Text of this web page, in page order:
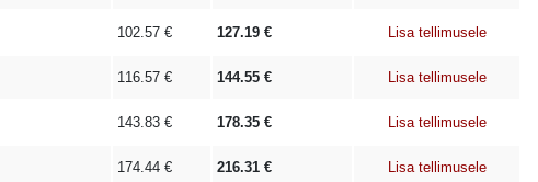
102.57 € 127.19 € Lisa tellimusele
116.57 € 144.55 € Lisa tellimusele
143.83 € 178.35 € Lisa tellimusele
174.44 € 216.31 € Lisa tellimusele